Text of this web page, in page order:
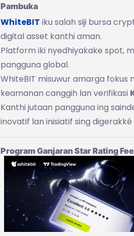
Pambuka
WhiteBIT iku salah siji bursa
digital asset kanthi aman.
Platform iki nyedhiyakake spot,
pangguna global.
WhiteBIT misuwur amarga
keamanan canggih lan verifikasi
Kanthi jutaan pangguna ing
inovatif lan inisiatif sing
Program Ganjaran Star Rating